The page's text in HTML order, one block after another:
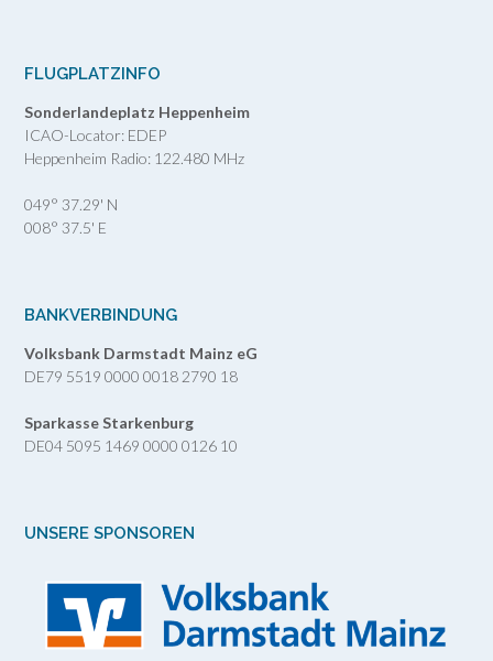
FLUGPLATZINFO
Sonderlandeplatz Heppenheim
ICAO-Locator: EDEP
Heppenheim Radio: 122.480 MHz
049° 37.29' N
008° 37.5' E
BANKVERBINDUNG
Volksbank Darmstadt Mainz eG
DE79 5519 0000 0018 2790 18
Sparkasse Starkenburg
DE04 5095 1469 0000 0126 10
UNSERE SPONSOREN